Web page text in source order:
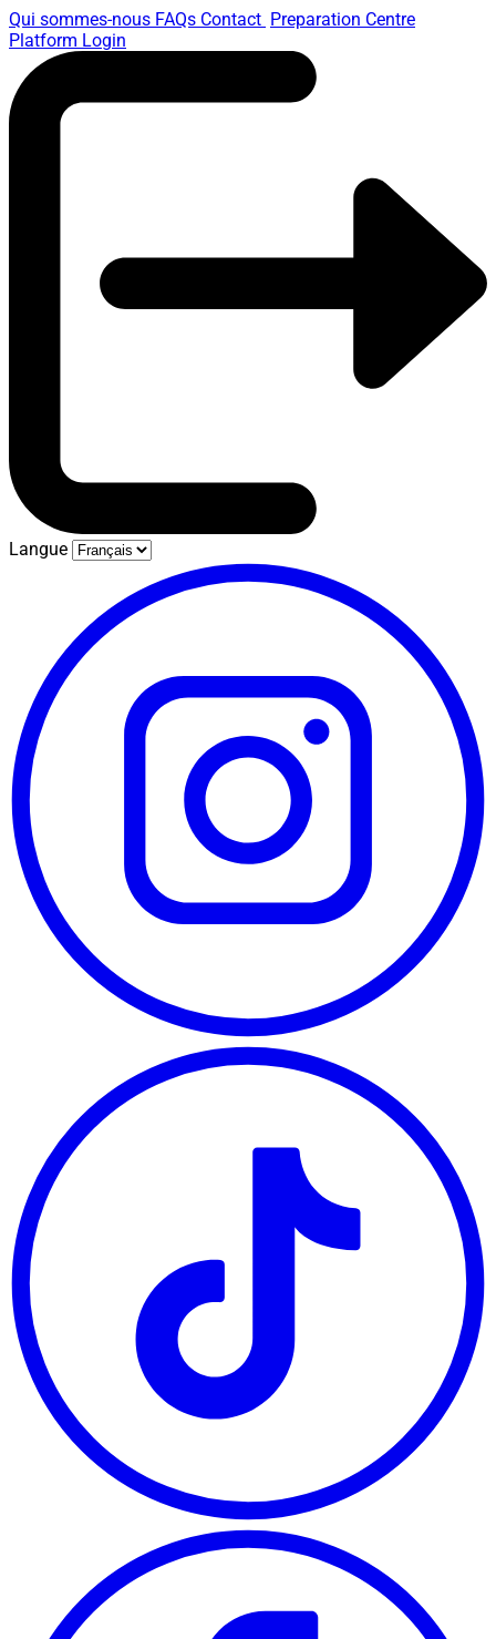
Qui sommes-nous FAQs Contact Preparation Centre
Platform Login
Langue